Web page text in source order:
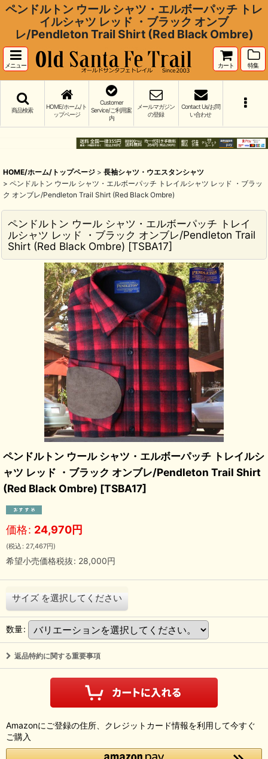
ペンドルトン ウール シャツ・エルボーパッチ トレ
イルシャツ レッド ・ブラック オンブ
レ/Pendleton Trail Shirt (Red Black Ombre)
メニュー カート 特集
商品検索
HOME/ホーム/ト
ップページ
Customer
Service/ご利用案
内
メールマガジン
の登録
Contact Us/お問
い合わせ
HOME/ホーム/トップページ > 長袖シャツ・ウエスタンシャツ
> ペンドルトン ウール シャツ・エルボーパッチ トレイルシャツ レッド ・ブラッ
ク オンブレ/Pendleton Trail Shirt (Red Black Ombre)
ペンドルトン ウール シャツ・エルボーパッチ トレイ
ルシャツ レッド ・ブラック オンブレ/Pendleton Trail
Shirt (Red Black Ombre) [TSBA17]
ペンドルトン ウール シャツ・エルボーパッチ トレイルシ
ャツ レッド ・ブラック オンブレ/Pendleton Trail Shirt
(Red Black Ombre) [TSBA17]
価格: 24,970円
(税込 : 27,467円)
希望小売価格税抜: 28,000円
サイズ を選択してください
数量:
返品特約に関する重要事項
Amazonにご登録の住所、クレジットカード情報を利用して今すぐ
ご購入